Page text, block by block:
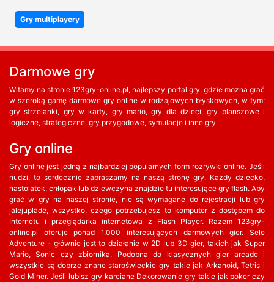
Gry multiplayery
Darmowe gry
Witamy na stronie 123gry-online.pl, najlepszy portal gry, gdzie można grać
w szeroką gamę darmowe gry online w rodzajowych błyskowych, w tym:
gry strzelanki, gry w karty, gry mario, gry dla dzieci, gry planszowe i
logiczne, strategiczne, gry przygodowe, symulacje i inne gry.
Gry online
Gry online jest jedną z najbardziej popularnych form rozrywki online. Jeśli
nudzi, to serdecznie zapraszamy na naszą stronę gry. Każdy dziecko,
nastolatek, chłopak lub dziewczyna znajdzie tu interesujące gry flash. Aby
grać w gry na naszej stronie, nie są wymagane do rejestracji lub gry
jālejuplādē, wszystko, czego potrzebujesz to komputer z dostępem do
Internetu i przeglądarka internetowa z Flash Player. Razem 123gry-
online.pl oferuje ponad 1.000 interesujących darmowych gier. Sele
Adventure - głównie jest to działanie w 2D lub 3D gier, takich jak Super
Mario, Sonic czy zbiornika. Podobna do klasycznych gier arcade i
wszystkie są dobrze znane staroświeckie gry takie jak Arkanoid, Tetris i
Gold Miner. Jeśli lubisz gry karciane Dekorowanie gry takie jak poker czy